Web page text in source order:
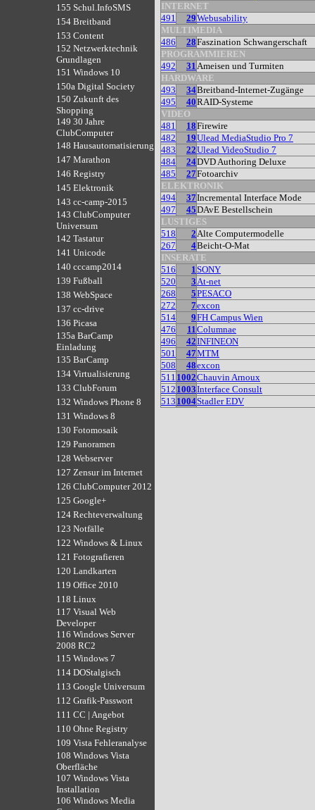
155 Schul.InfoSMS
154 Breitband
153 Content
152 Netzwerktechnik
Grundlagen
151 Windows 10
150a Digital Society
150 Zukunft des
Shopping
149 30 Jahre
ClubComputer
148 Hausautomatisierung
147 Marathon
146 Registry
145 Elektronik
143 cc-camp-2015
143 ClubComputer
Universum
142 Tastatur
141 Unicode
140 cccamp2014
139 Fußball
138 WebSpace
137 cc-drive
136 Picasa
135a BarCamp
Einladung
135 BarCamp
134 Virtualisierung
133 ClubForum
132 Windows Phone 8
131 Windows 8
130 Fotomosaik
129 Panoramen
128 Webserver
127 Zensur im Internet
126 ClubComputer 2012
125 Google+
124 Rechteverwaltung
123 Notfälle
122 Windows & Linux
121 Fotografieren
120 Landkarten
119 Office 2010
118 Linux
117 Visual Web
Developer
116 Windows Server
2008 RC2
115 Windows 7
114 DOStalgisch
113 Google Universum
112 Grafik-Passwort
111 CC | Angebot
110 Ohne Registry
109 Vista Fehleranalyse
108 Windows Vista
Oberfläche
107 Windows Vista
Installation
106 Windows Media
INTERNET
491
29Webusability
MULTIMEDIA
486
28Faszination Schwangerschaft
PROGRAMMIEREN
492
31Ameisen und Turmiten
HARDWARE
493
34Breitband-Internet-Zugänge
495
40RAID-Systeme
VIDEO
481
18Firewire
482
19Ulead MediaStudio Pro 7
483
22Ulead VideoStudio 7
484
24DVD Authoring Deluxe
485
27Fotoarchiv
ELEKTRONIK
494
37Incremental Interface Mode
497
45DAvE Bestellschein
LUSTIGES
518
2Alte Computermodelle
267
4Beicht-O-Mat
INSERATE
516
1SONY
520
3At-net
268
5PESACO
272
7excon
514
9FH Campus Wien
476
11Columnae
496
42INFINEON
501
47MTM
508
48excon
511 1002Chauvin Arnoux
512 1003Interface Consult
513 1004Stadler EDV